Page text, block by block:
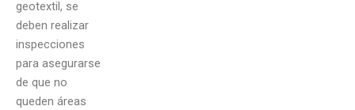
geotextil, se
deben realizar
inspecciones
para asegurarse
de que no
queden áreas